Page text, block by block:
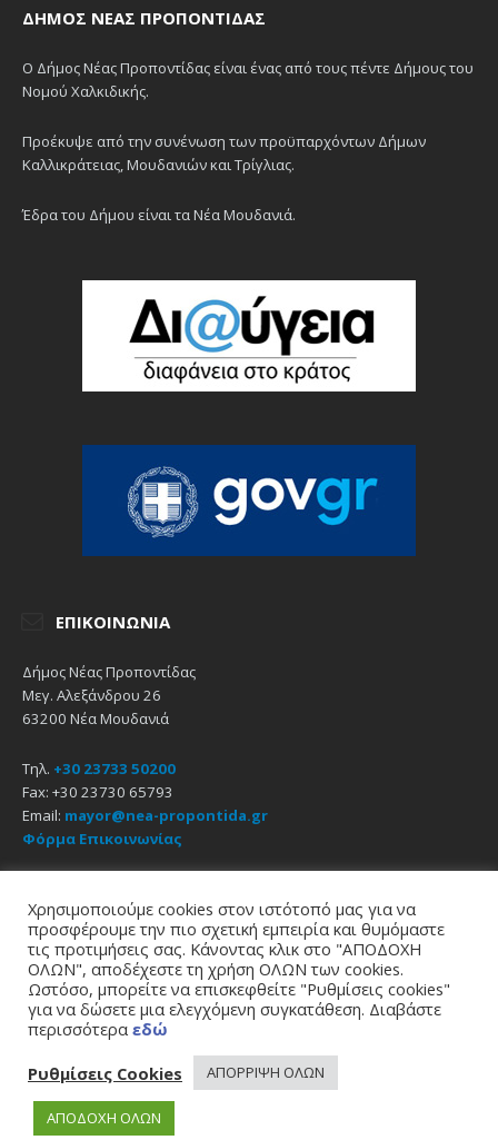
ΔΉΜΟΣ ΝΈΑΣ ΠΡΟΠΟΝΤΊΔΑΣ
Ο Δήμος Νέας Προποντίδας είναι ένας από τους πέντε Δήμους του
Νομού Χαλκιδικής.
Προέκυψε από την συνένωση των προϋπαρχόντων Δήμων
Καλλικράτειας, Μουδανιών και Τρίγλιας.
Έδρα του Δήμου είναι τα Νέα Μουδανιά.
ΕΠΙΚΟΙΝΩΝΊΑ
Δήμος Νέας Προποντίδας
Μεγ. Αλεξάνδρου 26
63200 Νέα Μουδανιά
Τηλ. +30 23733 50200
Fax: +30 23730 65793
Email: mayor@nea-propontida.gr
Φόρμα Επικοινωνίας
EmailFacebookYouTube
Αρχική Πολιτική Απορρήτου Πολιτική Cookies
© 2021
Χρησιμοποιούμε cookies στον ιστότοπό μας για να
προσφέρουμε την πιο σχετική εμπειρία και θυμόμαστε
τις προτιμήσεις σας. Κάνοντας κλικ στο "ΑΠΟΔΟΧΗ
ΟΛΩΝ", αποδέχεστε τη χρήση ΟΛΩΝ των cookies.
Ωστόσο, μπορείτε να επισκεφθείτε "Ρυθμίσεις cookies"
για να δώσετε μια ελεγχόμενη συγκατάθεση. Διαβάστε
περισσότερα εδώ
Ρυθμίσεις Cookies
ΑΠΟΡΡΙΨΗ ΟΛΩΝ
ΑΠΟΔΟΧΗ ΟΛΩΝ